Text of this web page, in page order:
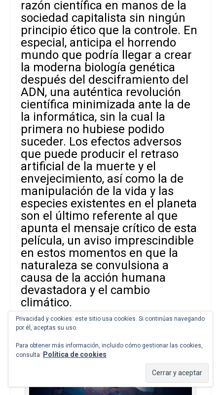
razón científica en manos de la
sociedad capitalista sin ningún
principio ético que la controle. En
especial, anticipa el horrendo
mundo que podría llegar a crear
la moderna biología genética
después del desciframiento del
ADN, una auténtica revolución
científica minimizada ante la de
la informática, sin la cual la
primera no hubiese podido
suceder. Los efectos adversos
que puede producir el retraso
artificial de la muerte y el
envejecimiento, así como la de
manipulación de la vida y las
especies existentes en el planeta
son el último referente al que
apunta el mensaje crítico de esta
película, un aviso imprescindible
en estos momentos en que la
naturaleza se convulsiona a
causa de la acción humana
devastadora y el cambio
climático.
Privacidad y cookies: este sitio usa cookies. Si continúas navegando
por él, aceptas su uso.
Para obtener más información, incluido cómo gestionar las cookies,
consulta: Política de cookies